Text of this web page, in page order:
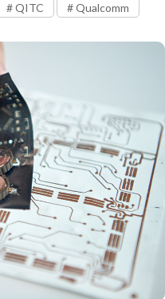
QITC Qualcomm